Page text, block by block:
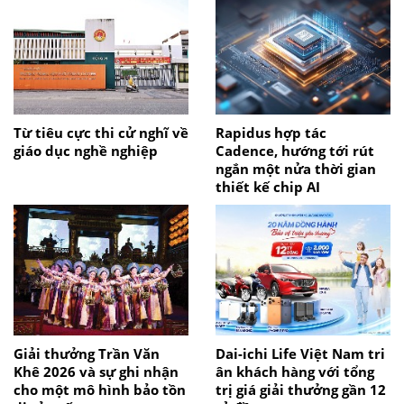
Từ tiêu cực thi cử nghĩ về
giáo dục nghề nghiệp
Rapidus hợp tác
Cadence, hướng tới rút
ngắn một nửa thời gian
thiết kế chip AI
Giải thưởng Trần Văn
Khê 2026 và sự ghi nhận
cho một mô hình bảo tồn
Dai-ichi Life Việt Nam tri
ân khách hàng với tổng
trị giá giải thưởng gần 12